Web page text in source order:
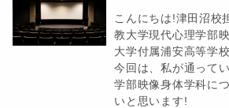
こんにちは!津田沼校
教大学現代心理学部
大学付属浦安高等学
今回は、私が通って
学部映像身体学科に
いと思います!